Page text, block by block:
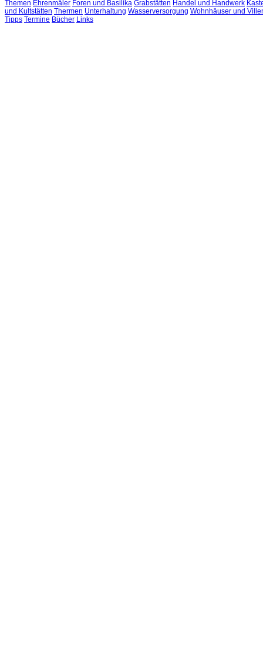
Themen Ehrenmäler Foren und Basilika Grabstätten Handel und Handwerk
und Kultstätten Thermen Unterhaltung Wasserversorgung Wohnhäuser und
Tipps Termine Bücher Links